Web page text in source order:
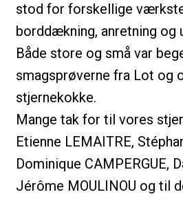
stod for forskellige
borddækning, anretning og
Både store og små var
smagsprøverne fra Lot og
stjernekokke.
Mange tak for til vores
Etienne LEMAITRE,
Dominique CAMPERGUE,
Jérôme MOULINOU og til